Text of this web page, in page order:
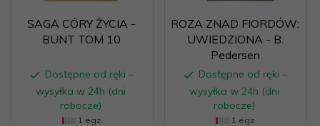
SAGA CÓRY ŻYCIA -
BUNT TOM 10
Dostępne od ręki –
wysyłka w 24h (dni
robocze)
1 egz.
ROZA ZNAD FIORDÓW:
UWIEDZIONA - B.
Pedersen
Dostępne od ręki –
wysyłka w 24h (dni
robocze)
1 egz.